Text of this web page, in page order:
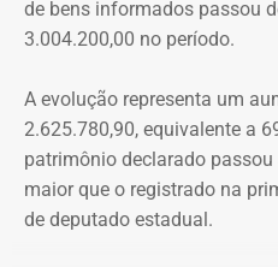
Porque é necessário ter mais
adiante no enfrentamento à
primeiro é o temor de
agressor. E o outro é o que
que a denúncia for feita.
brecha legal permita que o
fique impune”, comenta.
de bens informados passou
3.004.200,00 no período.
A evolução representa um
2.625.780,90, equivalente a
patrimônio declarado
maior que o registrado na
de deputado estadual.